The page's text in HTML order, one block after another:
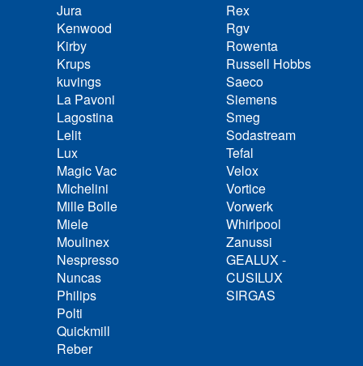
Jura
Kenwood
Kirby
Krups
kuvings
La Pavoni
Lagostina
Lelit
Lux
Magic Vac
Michelini
Mille Bolle
Miele
Moulinex
Nespresso
Nuncas
Philips
Polti
Quickmill
Reber
Rex
Rgv
Rowenta
Russell Hobbs
Saeco
Siemens
Smeg
Sodastream
Tefal
Velox
Vortice
Vorwerk
Whirlpool
Zanussi
GEALUX -
CUSILUX
SIRGAS